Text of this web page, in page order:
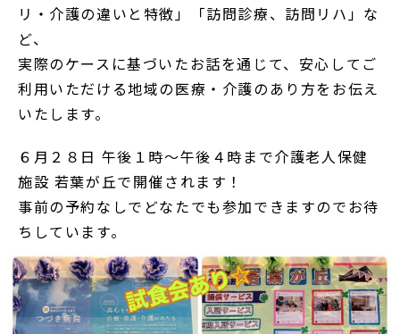
リ・介護の違いと特徴」「訪問診療、訪問リハ」な
ど、
実際のケースに基づいたお話を通じて、安心してご
利用いただける地域の医療・介護のあり方をお伝え
いたします。
６月２８日 午後１時～午後４時まで介護老人保健
施設 若葉が丘で開催されます！
事前の予約なしでどなたでも参加できますのでお待
ちしています。